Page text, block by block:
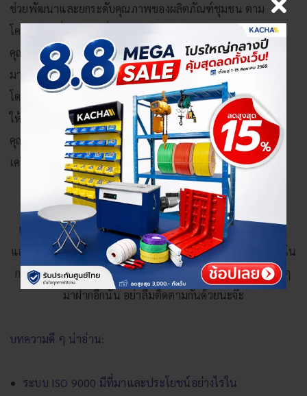
ช่วยพัฒนาและยกระดับคุณภาพของผลิตภัณฑ์ชุมชน ตาม
โครงการหนึ่งตำบลหนึ่งผลิตภัณฑ์ของรัฐบาล ในการรับรอง
คุณภาพผลิตภัณฑ์ชุมชน (มผช.) นั้นผู้รับรอง คือสำนักงาน
มาตรฐานผลิตภัณฑ์อุตสาหกรรม(สมอ.) จะเป็นผู้ให้การรับรอง
โดยจะมีเงื่อนไขการรับรองไม่ยุ่งยากซับซ้อน และต่างจากการ
ให้การรับรองเครื่องหมายมอก. ซึ่งผลิตภัณฑ์ที่ได้รับการรับรอง
คุณภาพตามมาตรฐานผลิตภัณฑ์ชุมชนของสมอ.จะแสดง
เครื่องหมายมาตรฐานผลิตภัณฑ์ชุมชน (มผช.) ไว้ที่ผลิตภัณฑ์
เมื่อเราได้รู้เรื่องเกี่ยวกับมาตรฐาน และสัญลักษณ์มอก. ต่าง ๆ
แล้ว หวังว่าผู้อ่านทุกท่าน จะเข้าใจ แล้วนำไปสังเกตุ พิจารณาใน
การเลือกซื้อสินค้าไม่มากก็น้อยด้วย บทความหน้า จะมีอะไรดี ๆ
มาฝากอีกนั้น อย่าลืมติดตามกันด้วยนะจ๊ะ
บทความดี ๆ น่าอ่าน:
ระบบ ISO 9000 มีที่มาและประโยชน์อย่างไรใน